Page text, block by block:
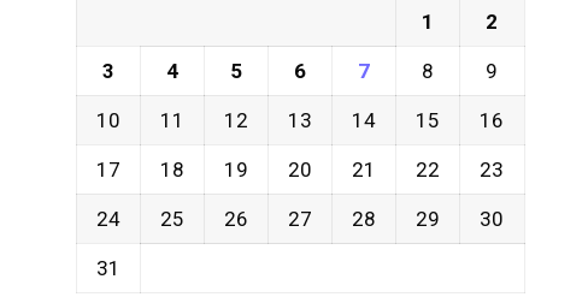
1 2
3 4 5 6 7 8 9
10 11 12 13 14 15 16
17 18 19 20 21 22 23
24 25 26 27 28 29 30
31